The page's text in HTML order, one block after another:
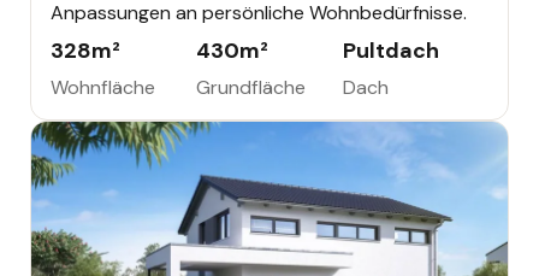
Anpassungen an persönliche Wohnbedürfnisse.
328m²
Wohnfläche
430m²
Grundfläche
Pultdach
Dach